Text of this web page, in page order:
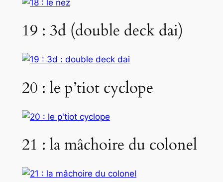
19 : 3d (double deck dai)
20 : le p’tiot cyclope
21 : la mâchoire du colonel